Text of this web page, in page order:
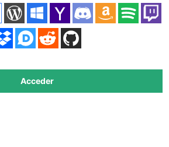
Acceder